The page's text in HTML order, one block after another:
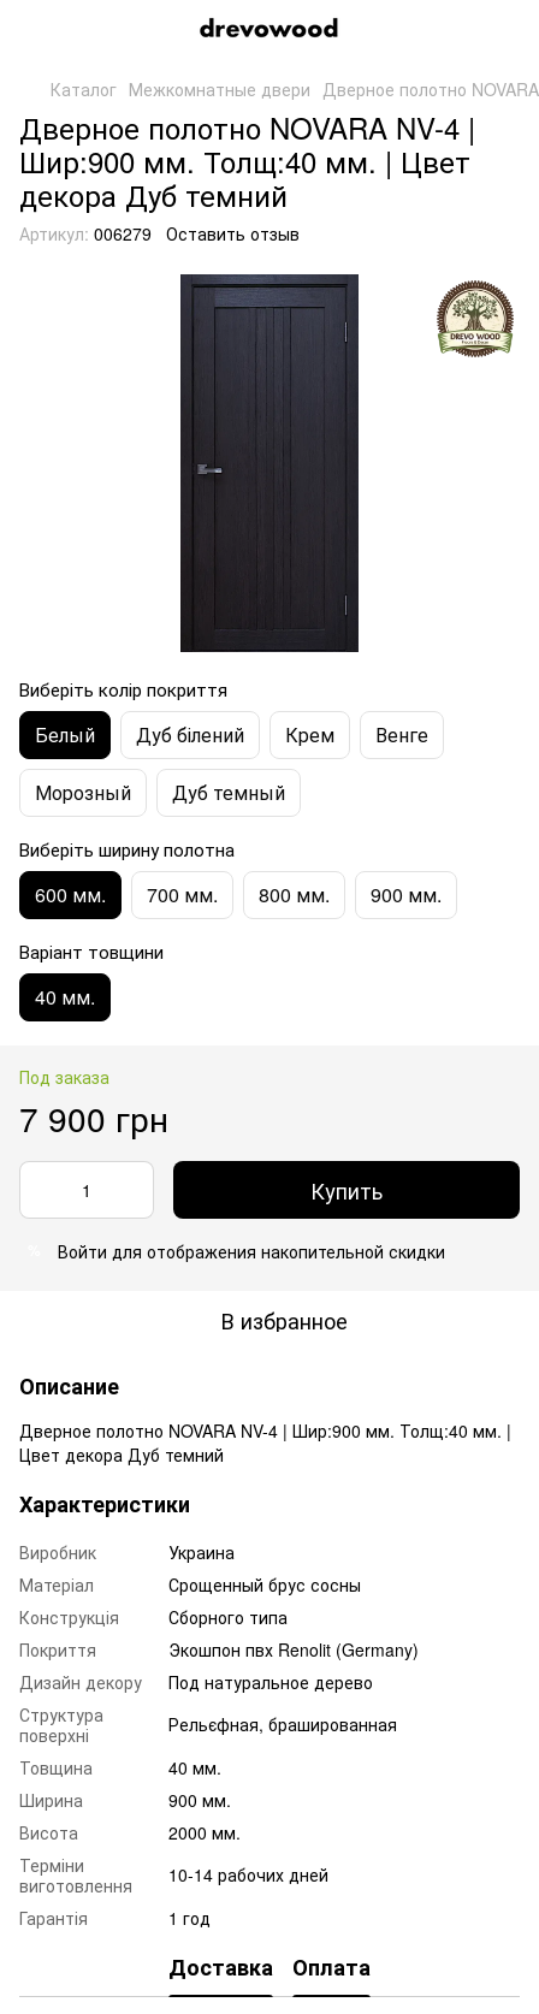
Каталог Межкомнатные двери Дверное полотно
Дверное полотно NOVARA NV-4 |
Шир:900 мм. Толщ:40 мм. | Цвет
декора Дуб темний
Артикул: 006279 Оставить отзыв
Виберіть колір покриття
Белый Дуб білений Крем Венге
Морозный Дуб темный
Виберіть ширину полотна
600 мм. 700 мм. 800 мм. 900 мм.
Варіант товщини
40 мм.
Под заказа
7 900 грн
Купить
Войти для отображения накопительной скидки
В избранное
Описание
Дверное полотно NOVARA NV-4 | Шир:900 мм. Толщ:40 мм. |
Цвет декора Дуб темний
Характеристики
Виробник
Украина
Матеріал
Срощенный брус сосны
Конструкція
Сборного типа
Покриття
Экошпон пвх Renolit (Germany)
Дизайн декору
Под натуральное дерево
Структура
поверхні
Рельєфная, брашированная
Товщина
40 мм.
Ширина
900 мм.
Висота
2000 мм.
Терміни
виготовлення
10-14 рабочих дней
Гарантія
1 год
Доставка Оплата